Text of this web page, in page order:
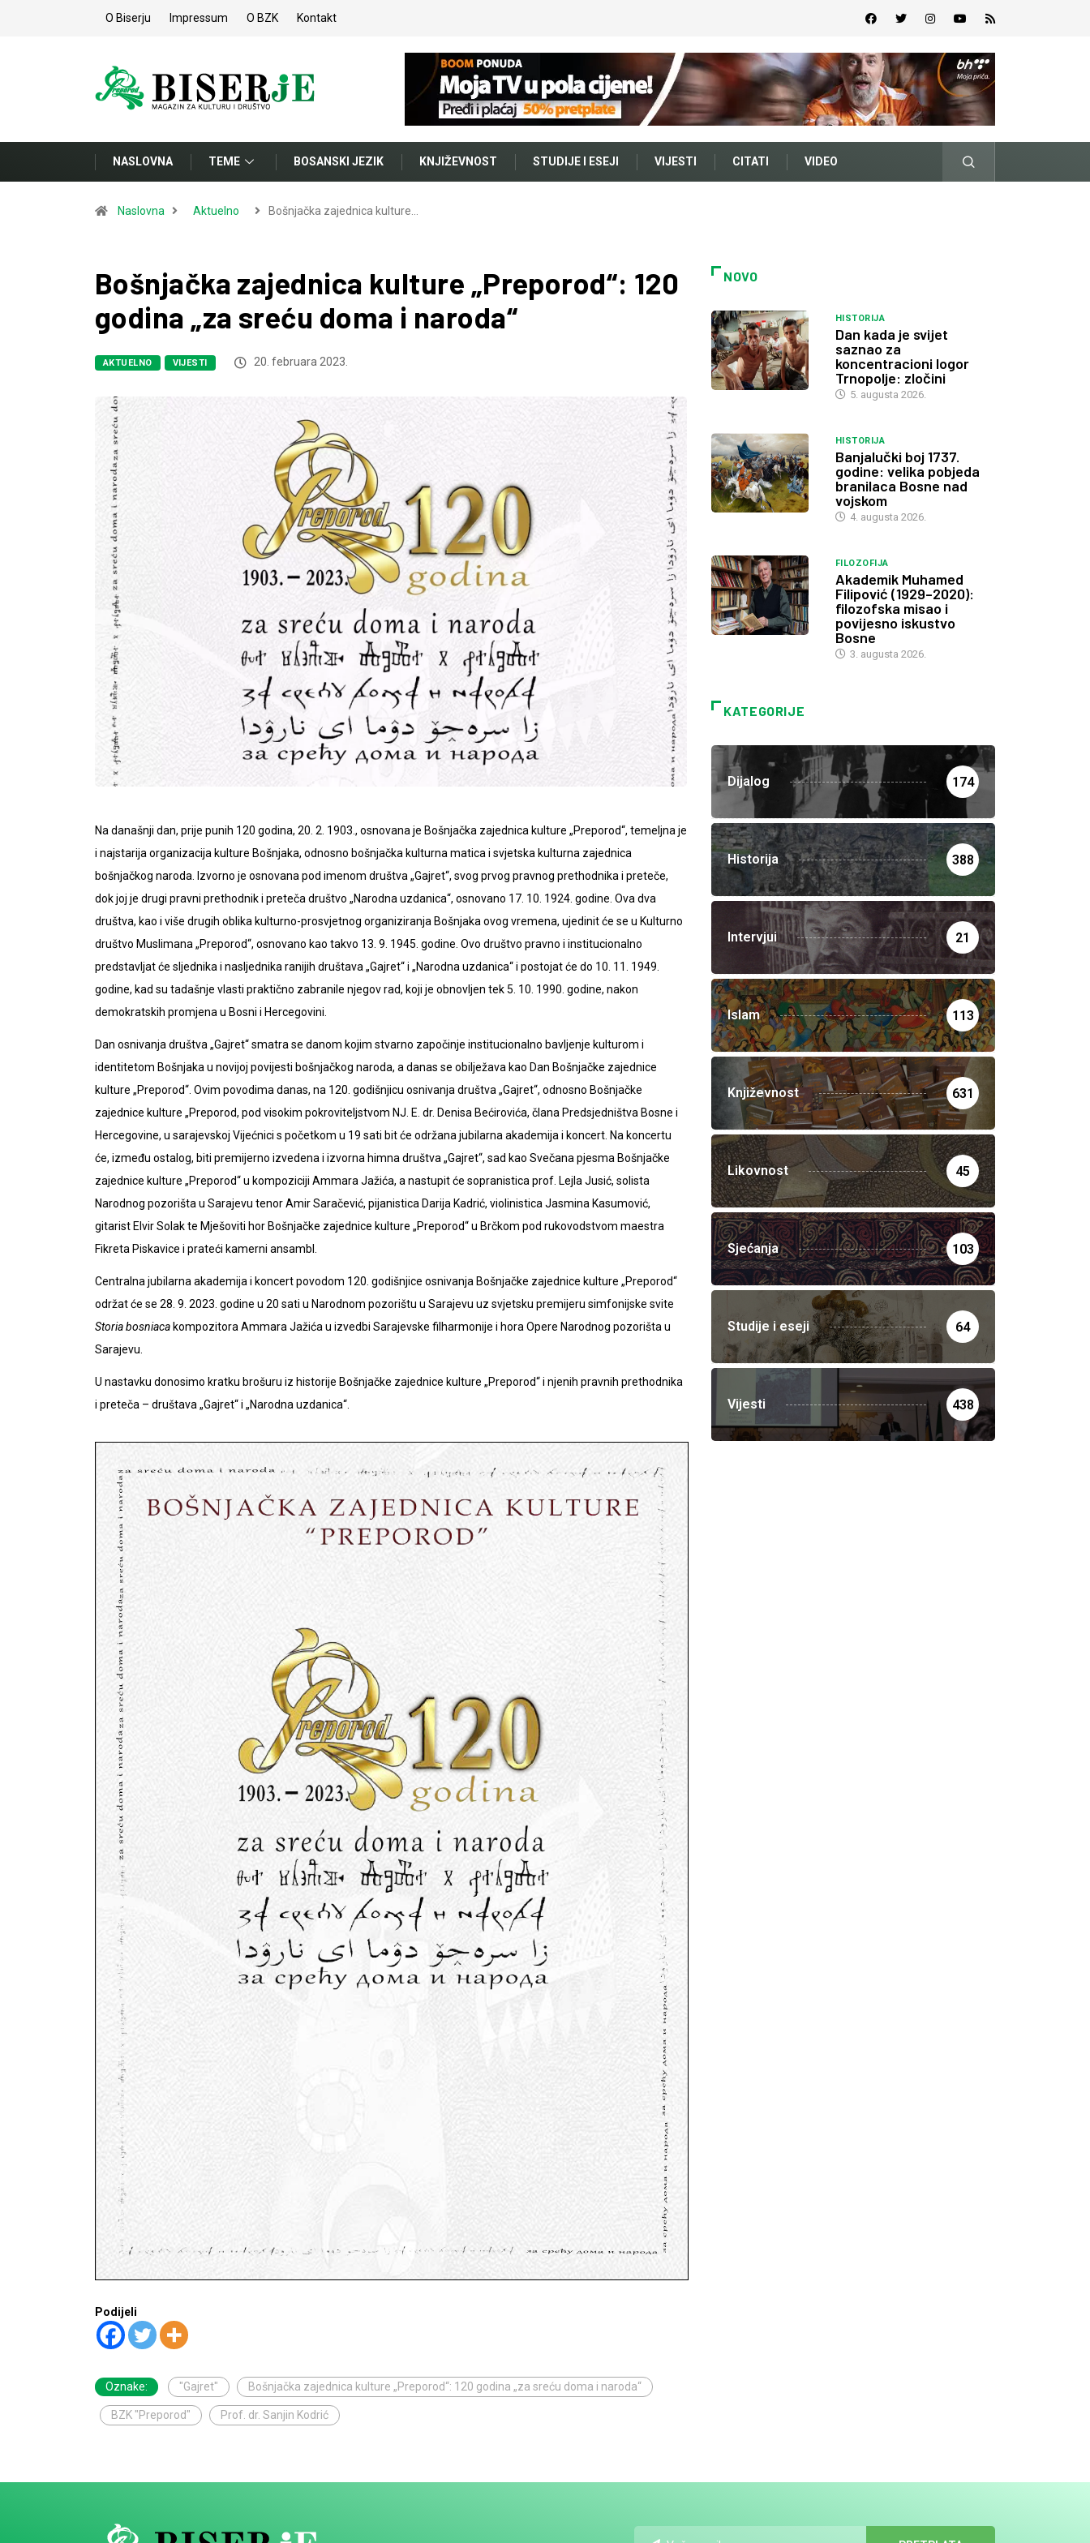
O Biserju Impressum O BZK Kontakt
NASLOVNA TEME BOSANSKI JEZIK KNJIŽEVNOST STUDIJE I ESEJI VIJESTI CITATI VIDEO
Naslovna Aktuelno Bošnjačka zajednica kulture…
Bošnjačka zajednica kulture „Preporod“: 120
godina „za sreću doma i naroda“
AKTUELNO VIJESTI 20. februara 2023.
Na današnji dan, prije punih 120 godina, 20. 2. 1903., osnovana je Bošnjačka zajednica kulture „Preporod“, temeljna je
i najstarija organizacija kulture Bošnjaka, odnosno bošnjačka kulturna matica i svjetska kulturna zajednica
bošnjačkog naroda. Izvorno je osnovana pod imenom društva „Gajret“, svog prvog pravnog prethodnika i preteče,
dok joj je drugi pravni prethodnik i preteča društvo „Narodna uzdanica“, osnovano 17. 10. 1924. godine. Ova dva
društva, kao i više drugih oblika kulturno-prosvjetnog organiziranja Bošnjaka ovog vremena, ujedinit će se u Kulturno
društvo Muslimana „Preporod“, osnovano kao takvo 13. 9. 1945. godine. Ovo društvo pravno i institucionalno
predstavljat će sljednika i nasljednika ranijih društava „Gajret“ i „Narodna uzdanica“ i postojat će do 10. 11. 1949.
godine, kad su tadašnje vlasti praktično zabranile njegov rad, koji je obnovljen tek 5. 10. 1990. godine, nakon
demokratskih promjena u Bosni i Hercegovini.
Dan osnivanja društva „Gajret“ smatra se danom kojim stvarno započinje institucionalno bavljenje kulturom i
identitetom Bošnjaka u novijoj povijesti bošnjačkog naroda, a danas se obilježava kao Dan Bošnjačke zajednice
kulture „Preporod“. Ovim povodima danas, na 120. godišnjicu osnivanja društva „Gajret“, odnosno Bošnjačke
zajednice kulture „Preporod, pod visokim pokroviteljstvom NJ. E. dr. Denisa Bećirovića, člana Predsjedništva Bosne i
Hercegovine, u sarajevskoj Vijećnici s početkom u 19 sati bit će održana jubilarna akademija i koncert. Na koncertu
će, između ostalog, biti premijerno izvedena i izvorna himna društva „Gajret“, sad kao Svečana pjesma Bošnjačke
zajednice kulture „Preporod“ u kompoziciji Ammara Jažića, a nastupit će sopranistica prof. Lejla Jusić, solista
Narodnog pozorišta u Sarajevu tenor Amir Saračević, pijanistica Darija Kadrić, violinistica Jasmina Kasumović,
gitarist Elvir Solak te Mješoviti hor Bošnjačke zajednice kulture „Preporod“ u Brčkom pod rukovodstvom maestra
Fikreta Piskavice i prateći kamerni ansambl.
Centralna jubilarna akademija i koncert povodom 120. godišnjice osnivanja Bošnjačke zajednice kulture „Preporod“
održat će se 28. 9. 2023. godine u 20 sati u Narodnom pozorištu u Sarajevu uz svjetsku premijeru simfonijske svite
Storia bosniaca kompozitora Ammara Jažića u izvedbi Sarajevske filharmonije i hora Opere Narodnog pozorišta u
Sarajevu.
U nastavku donosimo kratku brošuru iz historije Bošnjačke zajednice kulture „Preporod“ i njenih pravnih prethodnika
i preteča – društava „Gajret“ i „Narodna uzdanica“.
Podijeli
Oznake: "Gajret" Bošnjačka zajednica kulture „Preporod“: 120 godina „za sreću doma i naroda“
BZK "Preporod" Prof. dr. Sanjin Kodrić
NOVO
HISTORIJA
Dan kada je svijet
saznao za
koncentracioni logor
Trnopolje: zločini
5. augusta 2026.
HISTORIJA
Banjalučki boj 1737.
godine: velika pobjeda
branilaca Bosne nad
vojskom
4. augusta 2026.
FILOZOFIJA
Akademik Muhamed
Filipović (1929–2020):
filozofska misao i
povijesno iskustvo
Bosne
3. augusta 2026.
KATEGORIJE
Dijalog 174
Historija 388
Intervjui 21
Islam 113
Književnost 631
Likovnost 45
Sjećanja 103
Studije i eseji 64
Vijesti 438